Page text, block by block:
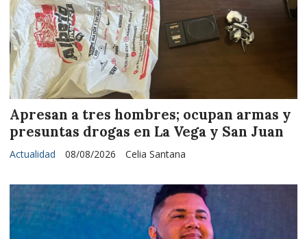
Apresan a tres hombres; ocupan armas y
presuntas drogas en La Vega y San Juan
Celia Santana
Actualidad 08/08/2026